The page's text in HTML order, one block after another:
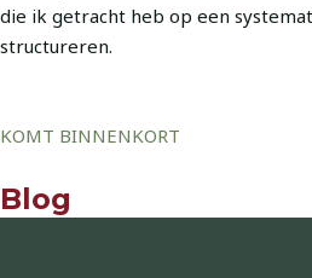
die ik getracht heb op een
structureren.
KOMT BINNENKORT
Blog